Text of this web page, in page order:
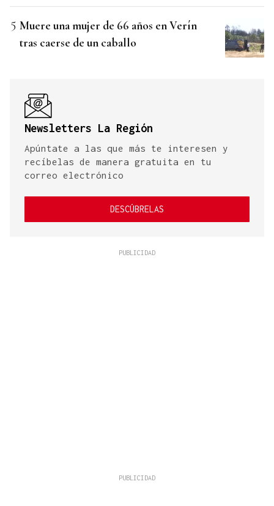
Muere una mujer de 66 años en Verín
tras caerse de un caballo
Newsletters La Región
Apúntate a las que más te interesen y
recíbelas de manera gratuita en tu
correo electrónico
DESCÚBRELAS